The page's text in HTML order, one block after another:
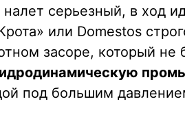
серьезный, в ход
или Domestos
засоре, который не
под большим